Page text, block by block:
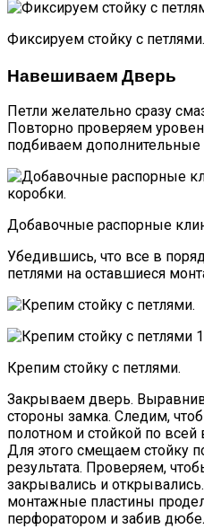
Фиксируем стойку с петлями.
Навешиваем Дверь
Петли желательно сразу
Повторно проверяем
подбиваем дополнительные
Добавочные распорные
Убедившись, что все в
петлями на оставшиеся
Крепим стойку с петлями.
Закрываем дверь.
стороны замка. Следим,
полотном и стойкой по
Для этого смещаем стойку
результата. Проверяем,
закрывались и
монтажные пластины
перфоратором и забив